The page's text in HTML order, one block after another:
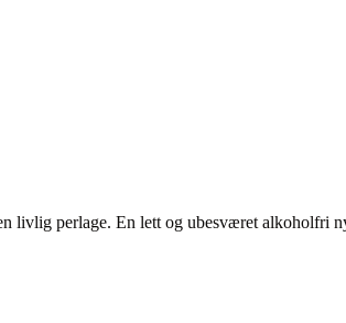
livlig perlage. En lett og ubesværet alkoholfri